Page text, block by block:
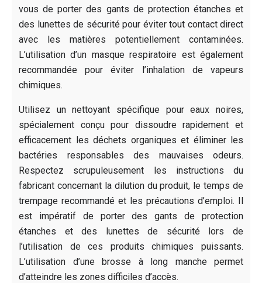
vous de porter des gants de protection étanches et
des lunettes de sécurité pour éviter tout contact direct
avec les matières potentiellement contaminées.
L’utilisation d’un masque respiratoire est également
recommandée pour éviter l’inhalation de vapeurs
chimiques.
Utilisez un nettoyant spécifique pour eaux noires,
spécialement conçu pour dissoudre rapidement et
efficacement les déchets organiques et éliminer les
bactéries responsables des mauvaises odeurs.
Respectez scrupuleusement les instructions du
fabricant concernant la dilution du produit, le temps de
trempage recommandé et les précautions d’emploi. Il
est impératif de porter des gants de protection
étanches et des lunettes de sécurité lors de
l’utilisation de ces produits chimiques puissants.
L’utilisation d’une brosse à long manche permet
d’atteindre les zones difficiles d’accès.